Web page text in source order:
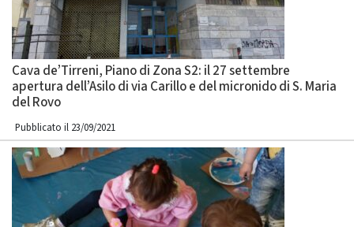
Cava de’Tirreni, Piano di Zona S2: il 27 settembre
apertura dell’Asilo di via Carillo e del micronido di S. Maria
del Rovo
Pubblicato il 23/09/2021